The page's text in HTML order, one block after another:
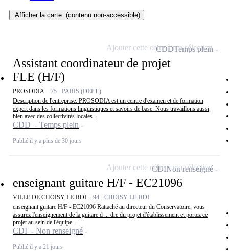
Afficher la carte (contenu non-accessible)
Assistant coordinateur de projet
FLE (H/F)
PROSODIA - 75 - PARIS (DEPT.)
Description de l'entreprise: PROSODIA est un centre d'examen et de formation
expert dans les formations linguistiques et savoirs de base. Nous travaillons aussi
bien avec des collectivités locales...
CDD - Temps plein
Publié il y a plus de 30 jours
CDDTemps plein
Ajouter cette offre à ma sélection
enseignant guitare H/F - EC21096
VILLE DE CHOISY-LE-ROI - 94 - CHOISY-LE-ROI
enseignant guitare H/F - EC21096 Rattaché au directeur du Conservatoire, vous
assurez l'enseignement de la guitare d ... dre du projet d'établissement et portez ce
projet au sein de l'équipe...
CDI - Non renseigné
Publié il y a 21 jours
CDINon renseigné
Ajouter cette offre à ma sélection